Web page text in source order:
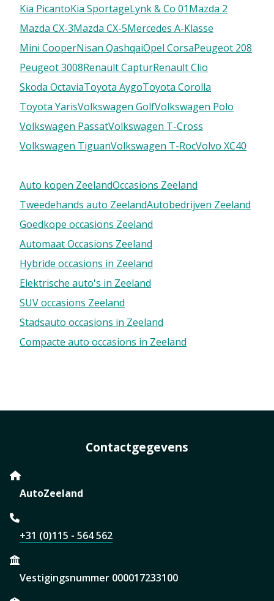
Kia PicantoKia SportageLynk & Co 01Mazda 2
Mazda CX-3Mazda CX-5Mercedes A-Klasse
Mini CooperNisan QashqaiOpel CorsaPeugeot 208
Peugeot 3008Renault CapturRenault Clio
Skoda OctaviaToyota AygoToyota Corolla
Toyota YarisVolkswagen GolfVolkswagen Polo
Volkswagen PassatVolkswagen T-Cross
Volkswagen TiguanVolkswagen T-RocVolvo XC40
Auto kopen ZeelandOccasions Zeeland
Tweedehands auto ZeelandAutobedrijven Zeeland
Goedkope occasions Zeeland
Automaat Occasions Zeeland
Hybride occasions in Zeeland
Elektrische auto's in Zeeland
SUV occasions Zeeland
Stadsauto occasions in Zeeland
Compacte auto occasions in Zeeland
Contactgegevens
AutoZeeland
+31 (0)115 - 564 562
Vestigingsnummer 000017233100